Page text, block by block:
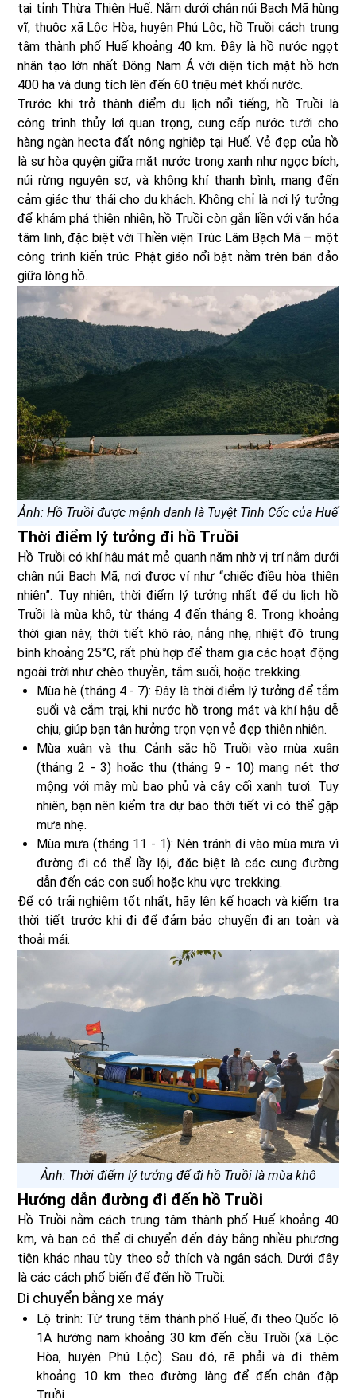
tại tỉnh Thừa Thiên Huế. Nằm dưới chân núi Bạch Mã hùng
vĩ, thuộc xã Lộc Hòa, huyện Phú Lộc, hồ Truồi cách trung
tâm thành phố Huế khoảng 40 km. Đây là hồ nước ngọt
nhân tạo lớn nhất Đông Nam Á với diện tích mặt hồ hơn
400 ha và dung tích lên đến 60 triệu mét khối nước.
Trước khi trở thành điểm du lịch nổi tiếng, hồ Truồi là
công trình thủy lợi quan trọng, cung cấp nước tưới cho
hàng ngàn hecta đất nông nghiệp tại Huế. Vẻ đẹp của hồ
là sự hòa quyện giữa mặt nước trong xanh như ngọc bích,
núi rừng nguyên sơ, và không khí thanh bình, mang đến
cảm giác thư thái cho du khách. Không chỉ là nơi lý tưởng
để khám phá thiên nhiên, hồ Truồi còn gắn liền với văn hóa
tâm linh, đặc biệt với Thiền viện Trúc Lâm Bạch Mã – một
công trình kiến trúc Phật giáo nổi bật nằm trên bán đảo
giữa lòng hồ.
Ảnh: Hồ Truồi được mệnh danh là Tuyệt Tình Cốc của Huế
Thời điểm lý tưởng đi hồ Truồi
Hồ Truồi có khí hậu mát mẻ quanh năm nhờ vị trí nằm dưới
chân núi Bạch Mã, nơi được ví như “chiếc điều hòa thiên
nhiên”. Tuy nhiên, thời điểm lý tưởng nhất để du lịch hồ
Truồi là mùa khô, từ tháng 4 đến tháng 8. Trong khoảng
thời gian này, thời tiết khô ráo, nắng nhẹ, nhiệt độ trung
bình khoảng 25°C, rất phù hợp để tham gia các hoạt động
ngoài trời như chèo thuyền, tắm suối, hoặc trekking.
Mùa hè (tháng 4 - 7): Đây là thời điểm lý tưởng để tắm
suối và cắm trại, khi nước hồ trong mát và khí hậu dễ
chịu, giúp bạn tận hưởng trọn vẹn vẻ đẹp thiên nhiên.
Mùa xuân và thu: Cảnh sắc hồ Truồi vào mùa xuân
(tháng 2 - 3) hoặc thu (tháng 9 - 10) mang nét thơ
mộng với mây mù bao phủ và cây cối xanh tươi. Tuy
nhiên, bạn nên kiểm tra dự báo thời tiết vì có thể gặp
mưa nhẹ.
Mùa mưa (tháng 11 - 1): Nên tránh đi vào mùa mưa vì
đường đi có thể lầy lội, đặc biệt là các cung đường
dẫn đến các con suối hoặc khu vực trekking.
Để có trải nghiệm tốt nhất, hãy lên kế hoạch và kiểm tra
thời tiết trước khi đi để đảm bảo chuyến đi an toàn và
thoải mái.
Ảnh: Thời điểm lý tưởng để đi hồ Truồi là mùa khô
Hướng dẫn đường đi đến hồ Truồi
Hồ Truồi nằm cách trung tâm thành phố Huế khoảng 40
km, và bạn có thể di chuyển đến đây bằng nhiều phương
tiện khác nhau tùy theo sở thích và ngân sách. Dưới đây
là các cách phổ biến để đến hồ Truồi:
Di chuyển bằng xe máy
Lộ trình: Từ trung tâm thành phố Huế, đi theo Quốc lộ
1A hướng nam khoảng 30 km đến cầu Truồi (xã Lộc
Hòa, huyện Phú Lộc). Sau đó, rẽ phải và đi thêm
khoảng 10 km theo đường làng để đến chân đập